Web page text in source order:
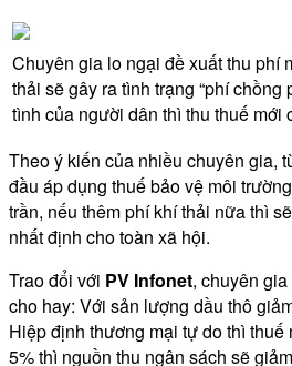
Chuyên gia lo ngại đề xuất thu phí
thải sẽ gây ra tình trạng “phí
tình của người dân thì thu thuế mới
Theo ý kiến của nhiều chuyên gia,
đầu áp dụng thuế bảo vệ môi
trần, nếu thêm phí khí thải nữa thì
nhất định cho toàn xã hội.
Trao đổi với PV Infonet, chuyên
cho hay: Với sản lượng dầu thô
Hiệp định thương mại tự do thì thuế
5% thì nguồn thu ngân sách sẽ